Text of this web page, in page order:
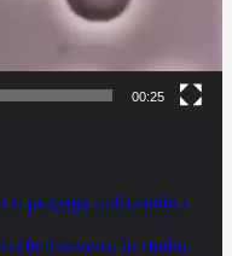
00:25
si propaga utilizzando i
effetti avversi, lo studio